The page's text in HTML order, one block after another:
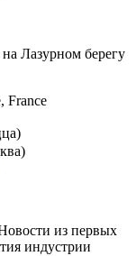
Лазурном берегу
France
из первых
индустрии